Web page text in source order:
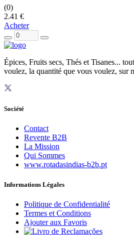
(0)
2.41 €
Acheter
Épices, Fruits secs, Thés et Tisanes...
voulez, la quantité que vous voulez, sur
Société
Contact
Revente B2B
La Mission
Qui Sommes
www.rotadasindias-b2b.pt
Informations Légales
Politique de Confidentialité
Termes et Conditions
Ajouter aux Favoris